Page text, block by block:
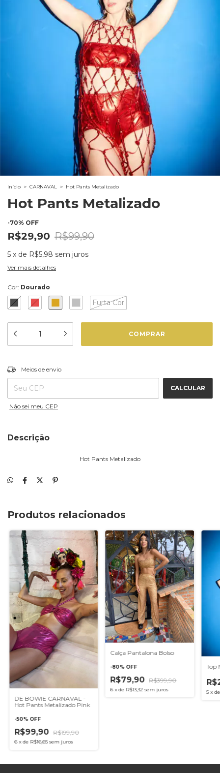
Início > CARNAVAL > Hot Pants Metalizado
Hot Pants Metalizado
-70% OFF
R$29,90 R$99,90
5 x de R$5,98 sem juros
Ver mais detalhes
Cor: Dourado
Furta Cor
Entregas para o CEP:
Meios de envio
CALCULAR
Não sei meu CEP
Descrição
Hot Pants Metalizado
Produtos relacionados
DE BOWIE CARNAVAL -
Hot Pants Metalizado Pink
-50% OFF
R$99,90 R$199,90
6 xde R$16,65 sem juros
Calça Pantalona Bolso
-80% OFF
R$79,90 R$399,90
6 xde R$13,32 sem juros
Top
5 x